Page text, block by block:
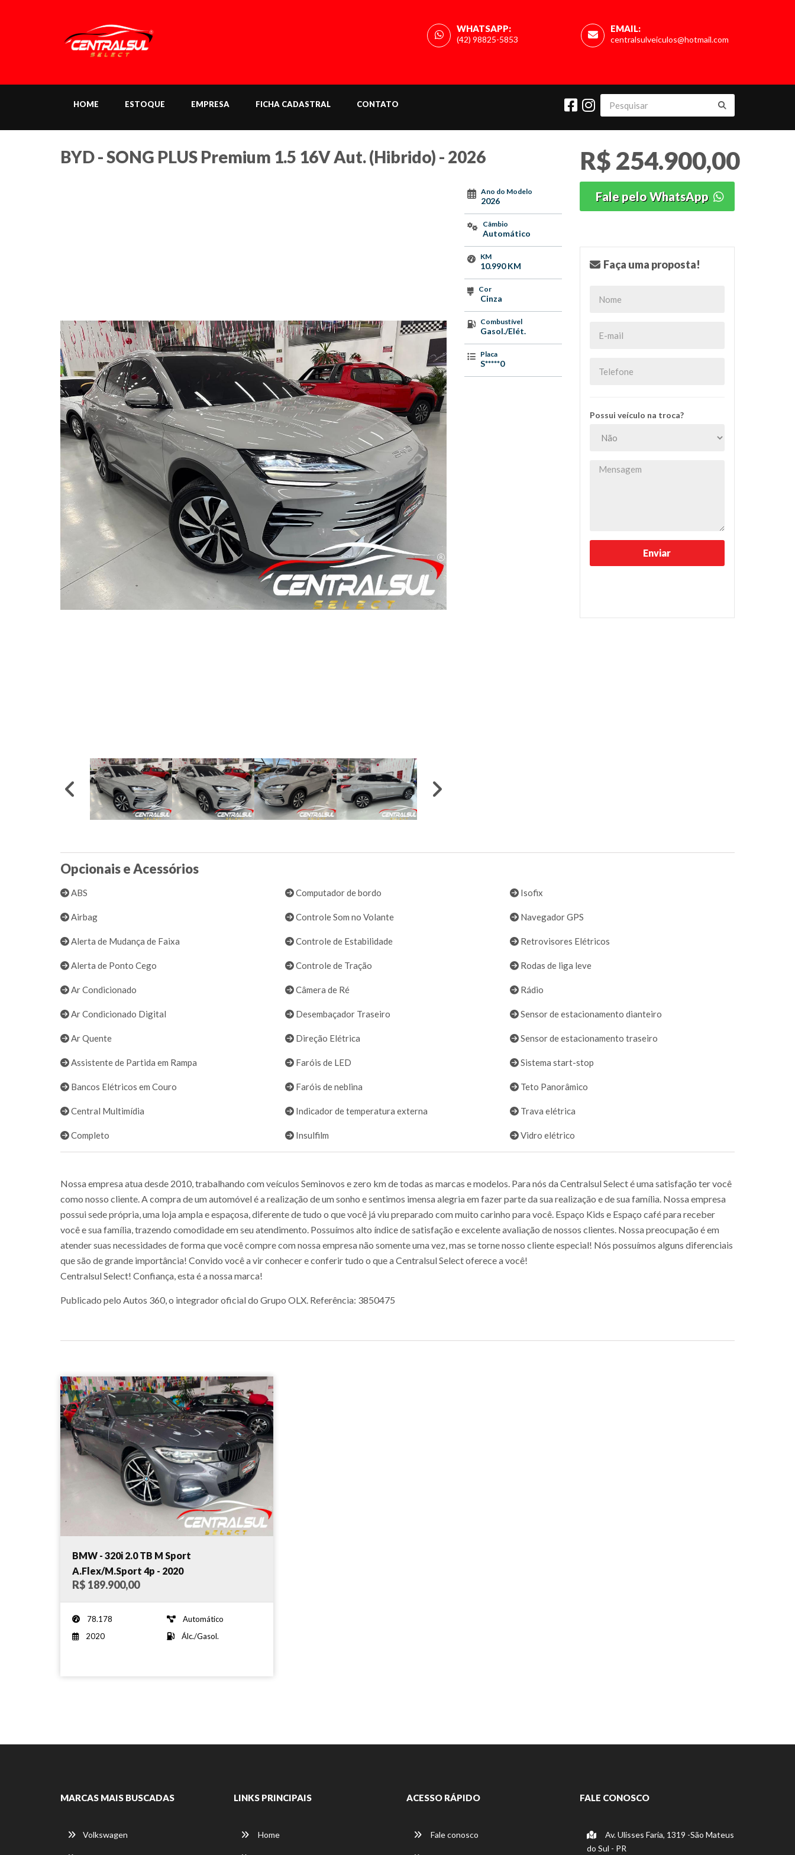
EMAIL:
centralsulveiculos@hotmail.com
WHATSAPP:
(42) 98825-5853
HOME ESTOQUE EMPRESA FICHA CADASTRAL CONTATO
BYD - SONG PLUS Premium 1.5 16V Aut. (Hibrido) - 2026 R$ 254.900,00
Ano do Modelo
2026
Câmbio
Automático
KM
10.990 KM
Cor
Cinza
Combustível
Gasol./Elét.
Placa
S*****0
Fale pelo WhatsApp
Faça uma proposta!
Possui veículo na troca?
Opcionais e Acessórios
ABS
Airbag
Alerta de Mudança de Faixa
Alerta de Ponto Cego
Ar Condicionado
Ar Condicionado Digital
Ar Quente
Assistente de Partida em Rampa
Bancos Elétricos em Couro
Central Multimídia
Completo
Computador de bordo
Controle Som no Volante
Controle de Estabilidade
Controle de Tração
Câmera de Ré
Desembaçador Traseiro
Direção Elétrica
Faróis de LED
Faróis de neblina
Indicador de temperatura externa
Insulfilm
Isofix
Navegador GPS
Retrovisores Elétricos
Rodas de liga leve
Rádio
Sensor de estacionamento dianteiro
Sensor de estacionamento traseiro
Sistema start-stop
Teto Panorâmico
Trava elétrica
Vidro elétrico
Nossa empresa atua desde 2010, trabalhando com veículos Seminovos e zero km de todas as marcas e modelos. Para nós da Centralsul Select é uma satisfação ter você
como nosso cliente. A compra de um automóvel é a realização de um sonho e sentimos imensa alegria em fazer parte da sua realização e de sua família. Nossa empresa
possui sede própria, uma loja ampla e espaçosa, diferente de tudo o que você já viu preparado com muito carinho para você. Espaço Kids e Espaço café para receber
você e sua família, trazendo comodidade em seu atendimento. Possuímos alto índice de satisfação e excelente avaliação de nossos clientes. Nossa preocupação é em
atender suas necessidades de forma que você compre com nossa empresa não somente uma vez, mas se torne nosso cliente especial! Nós possuímos alguns diferenciais
que são de grande importância! Convido você a vir conhecer e conferir tudo o que a Centralsul Select oferece a você!
Centralsul Select! Confiança, esta é a nossa marca!
Publicado pelo Autos 360, o integrador oficial do Grupo OLX. Referência: 3850475
BMW - 320i 2.0 TB M Sport
A.Flex/M.Sport 4p - 2020
R$ 189.900,00
78.178
Automático
2020
Álc./Gasol.
MARCAS MAIS BUSCADAS
Volkswagen
LINKS PRINCIPAIS
Home
ACESSO RÁPIDO
Fale conosco
FALE CONOSCO
Av. Ulisses Faria, 1319 -São Mateus
do Sul - PR